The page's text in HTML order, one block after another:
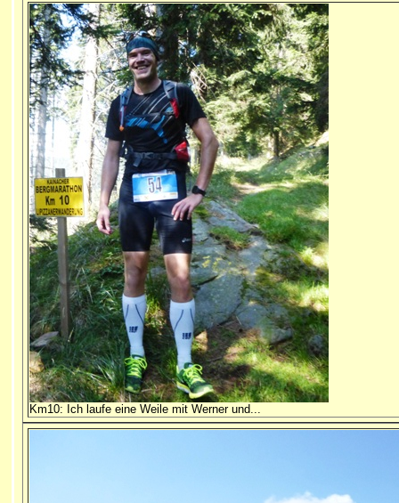
Km10: Ich laufe eine Weile mit Werner und...